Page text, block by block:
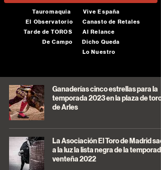
Tauromaquia
El Observatorio
Tarde de TOROS
De Campo
Vive España
Canasto de Retales
Al Relance
Dicho Queda
Lo Nuestro
Ganaderías cinco estrellas para la
temporada 2023 en la plaza de toros
de Arles
La Asociación El Toro de Madrid
a la luz la lista negra de la temporada
venteña 2022